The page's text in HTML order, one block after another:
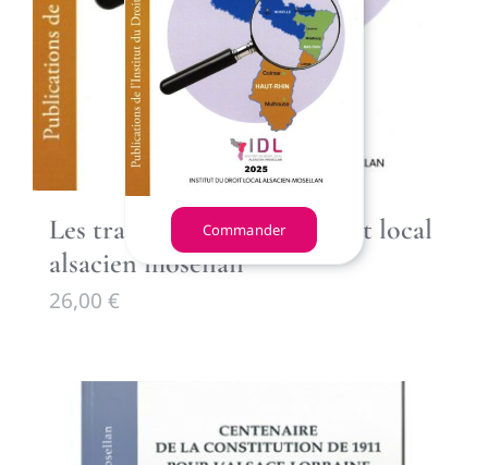
Les transformations du droit local
alsacien mosellan
26,00 €
Commander